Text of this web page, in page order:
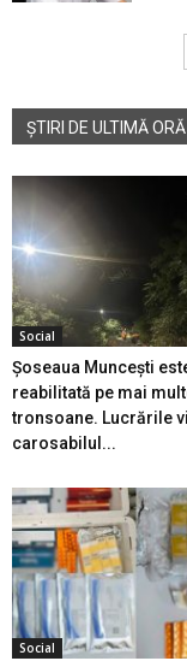
ȘTIRI DE ULTIMĂ ORĂ
Social
Șoseaua Muncești
reabilitată pe mai
tronsoane. Lucrările
carosabilul...
Social